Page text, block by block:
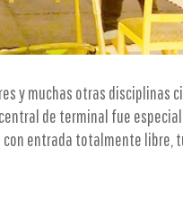
y muchas otras disciplinas
de terminal fue
entrada totalmente libre,